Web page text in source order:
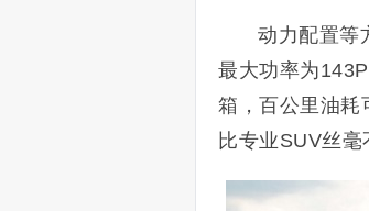
动力配置等
最大功率为
箱，百公里油耗
比专业SUV丝毫